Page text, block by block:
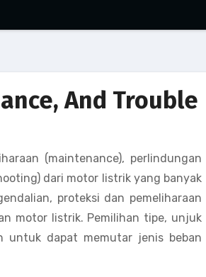
And Trouble
(maintenance), perlindungan
dari motor listrik yang banyak
proteksi dan pemeliharaan
motor listrik. Pemilihan tipe, unjuk
untuk dapat memutar jenis beban